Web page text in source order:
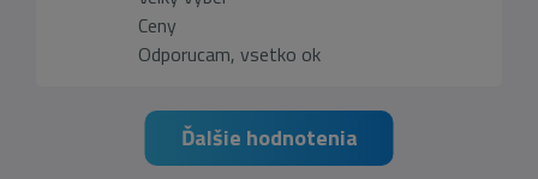
Ceny
Odporucam, vsetko ok
Ďalšie hodnotenia